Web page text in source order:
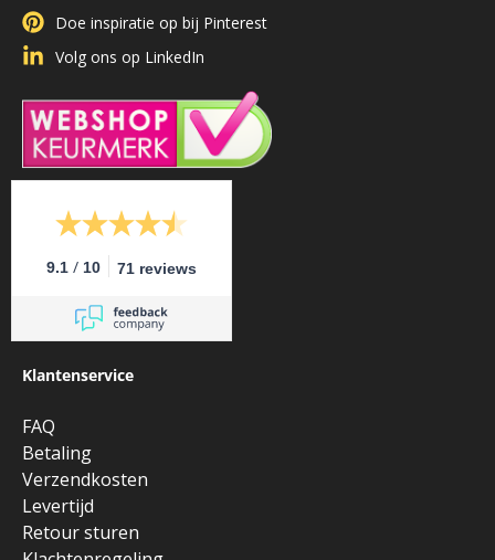
Doe inspiratie op bij Pinterest
Volg ons op LinkedIn
9.1 / 10 71 reviews
Klantenservice
FAQ
Betaling
Verzendkosten
Levertijd
Retour sturen